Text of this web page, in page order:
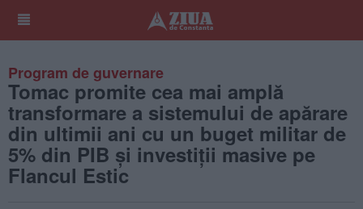
Program de guvernare
Tomac promite cea mai amplă
transformare a sistemului de apărare
din ultimii ani cu un buget militar de
5% din PIB și investiții masive pe
Flancul Estic